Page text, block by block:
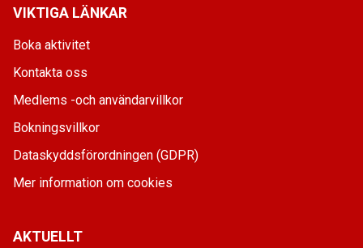
VIKTIGA LÄNKAR
Boka aktivitet
Kontakta oss
Medlems -och användarvillkor
Bokningsvillkor
Dataskyddsförordningen (GDPR)
Mer information om cookies
AKTUELLT